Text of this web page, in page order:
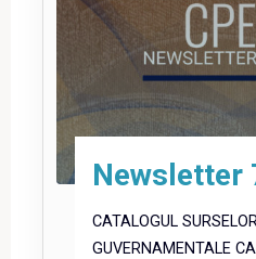
Newsletter
CATALOGUL
GUVERNAMENTALE